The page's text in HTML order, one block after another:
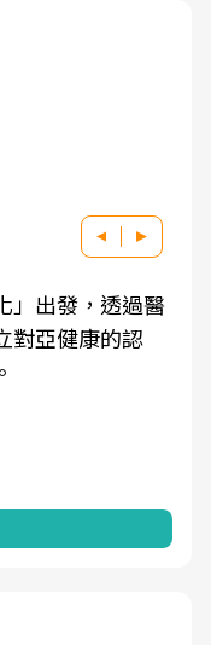
」出發，透過醫
對亞健康的認